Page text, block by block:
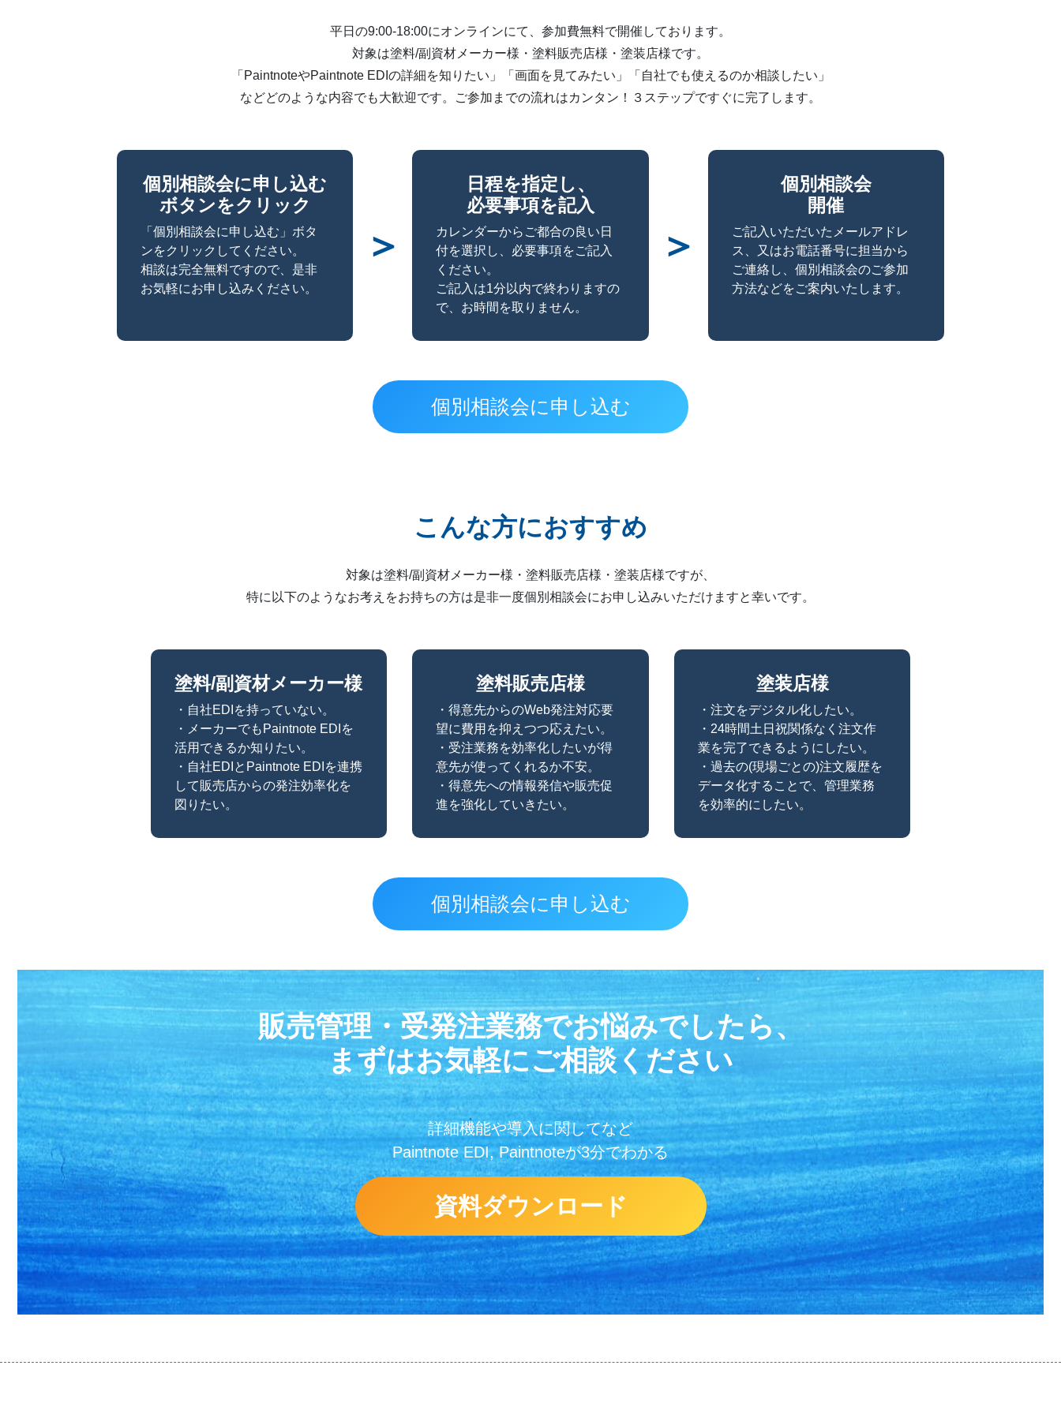
平日の9:00-18:00にオンラインにて、参加費無料で開催しております。
対象は塗料/副資材メーカー様・塗料販売店様・塗装店様です。
「PaintnoteやPaintnote EDIの詳細を知りたい」「画面を見てみたい」「自社でも使えるのか相談したい」
などどのような内容でも大歓迎です。ご参加までの流れはカンタン！３ステップですぐに完了します。
個別相談会に申し込む
ボタンをクリック
「個別相談会に申し込む」ボタ
ンをクリックしてください。
相談は完全無料ですので、是非
お気軽にお申し込みください。
＞
日程を指定し、
必要事項を記入
カレンダーからご都合の良い日
付を選択し、必要事項をご記入
ください。
ご記入は1分以内で終わりますの
で、お時間を取りません。
＞
個別相談会
開催
ご記入いただいたメールアドレ
ス、又はお電話番号に担当から
ご連絡し、個別相談会のご参加
方法などをご案内いたします。
個別相談会に申し込む
こんな方におすすめ
対象は塗料/副資材メーカー様・塗料販売店様・塗装店様ですが、
特に以下のようなお考えをお持ちの方は是非一度個別相談会にお申し込みいただけますと幸いです。
塗料/副資材メーカー様
・自社EDIを持っていない。
・メーカーでもPaintnote EDIを
活用できるか知りたい。
・自社EDIとPaintnote EDIを連携
して販売店からの発注効率化を
図りたい。
塗料販売店様
・得意先からのWeb発注対応要
望に費用を抑えつつ応えたい。
・受注業務を効率化したいが得
意先が使ってくれるか不安。
・得意先への情報発信や販売促
進を強化していきたい。
塗装店様
・注文をデジタル化したい。
・24時間土日祝関係なく注文作
業を完了できるようにしたい。
・過去の(現場ごとの)注文履歴を
データ化することで、管理業務
を効率的にしたい。
個別相談会に申し込む
販売管理・受発注業務でお悩みでしたら、
まずはお気軽にご相談ください
詳細機能や導入に関してなど
Paintnote EDI, Paintnoteが3分でわかる
資料ダウンロード